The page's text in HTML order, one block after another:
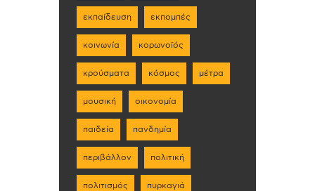
εκπαίδευση εκπομπές
κοινωνία κορωνοϊός
κρούσματα κόσμος μέτρα
μουσική οικονομία
παιδεία πανδημία
περιβάλλον πολιτική
πολιτισμός πυρκαγιά